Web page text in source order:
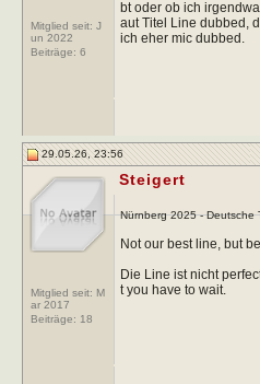
Mitglied seit: J
un 2022
Beiträge: 6
bt oder ob ich
aut Titel Line dubbed,
ich eher mic dubbed.
29.05.26, 23:56
Mitglied seit: M
ar 2017
Beiträge: 18
Steigert
Nürnberg 2025 - Deutsche
Not our best line, but
Die Line ist nicht
t you have to wait.